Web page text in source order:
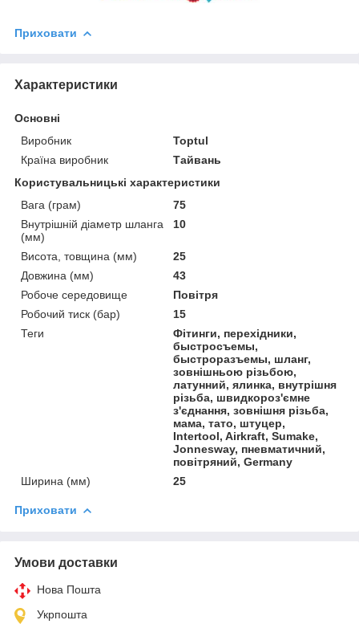
Приховати
Характеристики
Основні
Виробник
Toptul
Країна виробник
Тайвань
Користувальницькі характеристики
Вага (грам)
75
Внутрішній діаметр шланга
(мм)
10
Висота, товщина (мм)
25
Довжина (мм)
43
Робоче середовище
Повітря
Робочий тиск (бар)
15
Теги
Фітинги, перехідники,
быстросъемы,
быстроразъемы, шланг,
зовнішньою різьбою,
латунний, ялинка, внутрішня
різьба, швидкороз'ємне
з'єднання, зовнішня різьба,
мама, тато, штуцер,
Intertool, Airkraft, Sumake,
Jonnesway, пневматичний,
повітряний, Germany
Ширина (мм)
25
Приховати
Умови доставки
Нова Пошта
Укрпошта